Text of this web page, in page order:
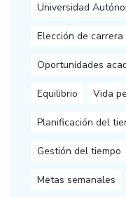
Universidad
Elección de carrera
Oportunidades
Equilibrio Vida
Planificación del
Gestión del tiempo
Metas semanales